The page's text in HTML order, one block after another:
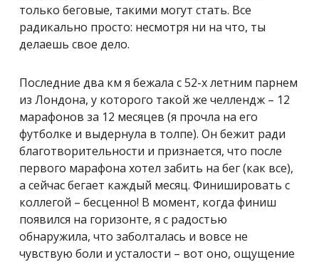
только беговые, такими могут стать. Все
радикально просто: несмотря ни на что, ты
делаешь свое дело.
Последние два км я бежала с 52-х летним парнем
из Лондона, у которого такой же челлендж – 12
марафонов за 12 месяцев (я прочла на его
футболке и выдернула в толпе). Он бежит ради
благотворительности и признается, что после
первого марафона хотел забить на бег (как все),
а сейчас бегает каждый месяц. Финишировать с
коллегой – бесценно! В момент, когда финиш
появился на горизонте, я с радостью
обнаружила, что заболталась и вовсе не
чувствую боли и усталости – вот оно, ощущение